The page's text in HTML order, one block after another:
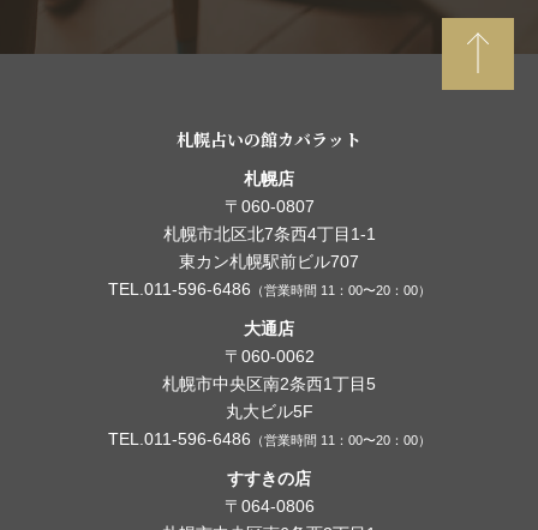
札幌占いの館カバラット
札幌店
〒060-0807
札幌市北区北7条西4丁目1-1
東カン札幌駅前ビル707
TEL.011-596-6486 （営業時間 11：00〜20：00）
大通店
〒060-0062
札幌市中央区南2条西1丁目5
丸大ビル5F
TEL.011-596-6486 （営業時間 11：00〜20：00）
すすきの店
〒064-0806